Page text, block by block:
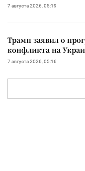
7 августа 2026, 05:19
Трамп заявил о
конфликта на
7 августа 2026, 05:16